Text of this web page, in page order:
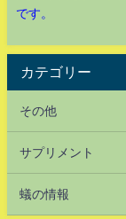
です。
カテゴリー
その他
サプリメント
蟻の情報